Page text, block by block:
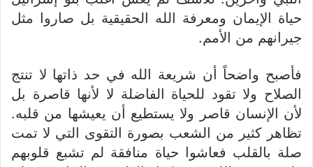
حياة الإيمان ومعرفة الله الحقيقية بل صاروا مثل
جيرانهم من الأمم.
فأصبح واضحاً أن شريعة الله في حد ذاتها لا تنتج
الصلاح ولا تقود للحياة الفاضلة لا لأنها قاصرة بل
لأن الإنسان قاصر ولا يستطيع أن يعيشها من قلبه.
تظاهر كثير من الشعب بصورة التقوى التي لا تمت
صلة بالقلب فعاشوا حياة منافقة لم تشبع قلوبهم